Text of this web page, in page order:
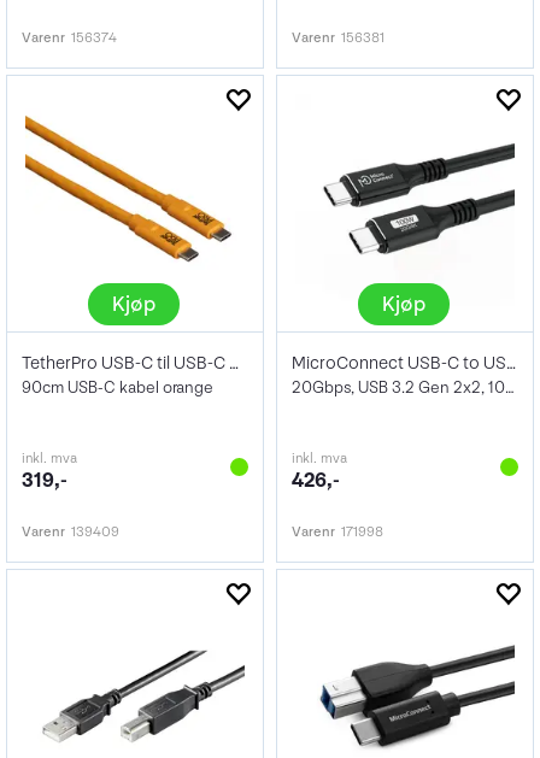
Varenr 156374 Varenr 156381
Kjøp
TetherPro USB-C til USB-C 0,9m
90cm USB-C kabel orange
inkl. mva
319,-
Varenr 139409
Kjøp
MicroConnect USB-C to USB-C kabel 0,5m
20Gbps, USB 3.2 Gen 2x2, 100W
inkl. mva
426,-
Varenr 171998